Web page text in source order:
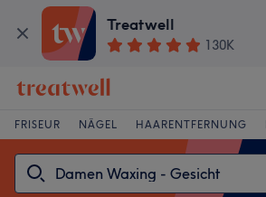
Treatwell
130K
FRISEUR NÄGEL HAARENTFERNUNG